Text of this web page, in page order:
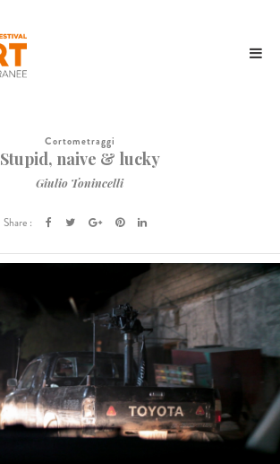
Cortometraggi
Stupid, naive & lucky
Giulio Tonincelli
Share :